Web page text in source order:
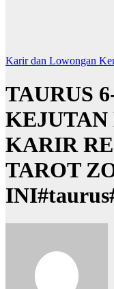
Karir dan Lowongan
TAURUS
KEJUTAN
KARIR
TAROT